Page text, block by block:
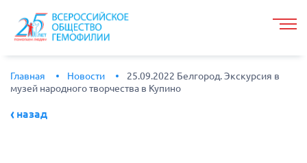
Главная Новости
25.09.2022 Белгород. Экскурсия в
музей народного творчества в Купино
назад